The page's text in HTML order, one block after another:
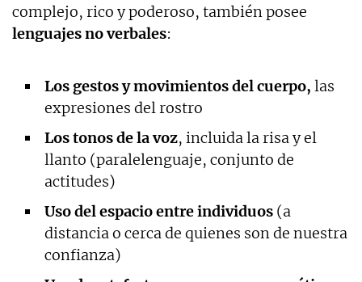
complejo, rico y poderoso, también posee
lenguajes no verbales:
Los gestos y movimientos del cuerpo, las
expresiones del rostro
Los tonos de la voz, incluida la risa y el
llanto (paralelenguaje, conjunto de
actitudes)
Uso del espacio entre individuos (a
distancia o cerca de quienes son de nuestra
confianza)